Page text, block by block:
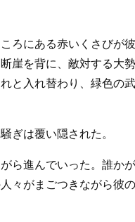
ろにある赤いくさびが
崖を背に、敵対する大
と入れ替わり、緑色の
ぎは覆い隠された。
ら進んでいった。誰
々がまごつきながら彼